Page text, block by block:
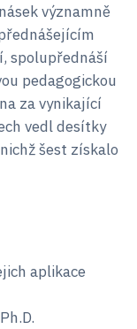
významně
spolupřednáší
pedagogickou
za vynikající
vedl desítky
šest získalo
aplikace